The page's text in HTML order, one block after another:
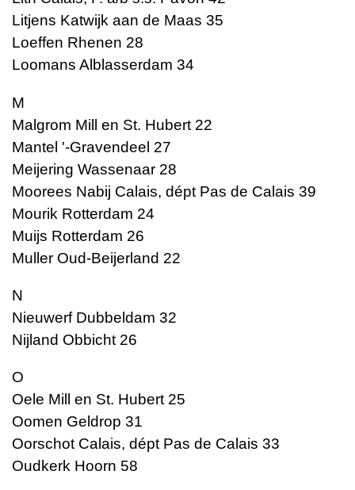
Litjens Katwijk aan de Maas 35
Loeffen Rhenen 28
Loomans Alblasserdam 34
M
Malgrom Mill en St. Hubert 22
Mantel '-Gravendeel 27
Meijering Wassenaar 28
Moorees Nabij Calais, dépt Pas de Calais 39
Mourik Rotterdam 24
Muijs Rotterdam 26
Muller Oud-Beijerland 22
N
Nieuwerf Dubbeldam 32
Nijland Obbicht 26
O
Oele Mill en St. Hubert 25
Oomen Geldrop 31
Oorschot Calais, dépt Pas de Calais 33
Oudkerk Hoorn 58